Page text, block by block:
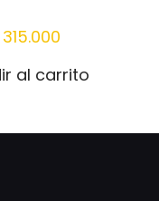
315.000
al carrito